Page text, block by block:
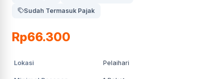
Sudah Termasuk Pajak
Rp66.300
Lokasi Pelaihari